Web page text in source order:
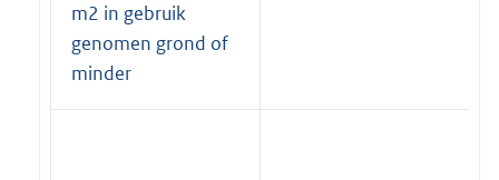
m2 in gebruik
genomen grond of
minder